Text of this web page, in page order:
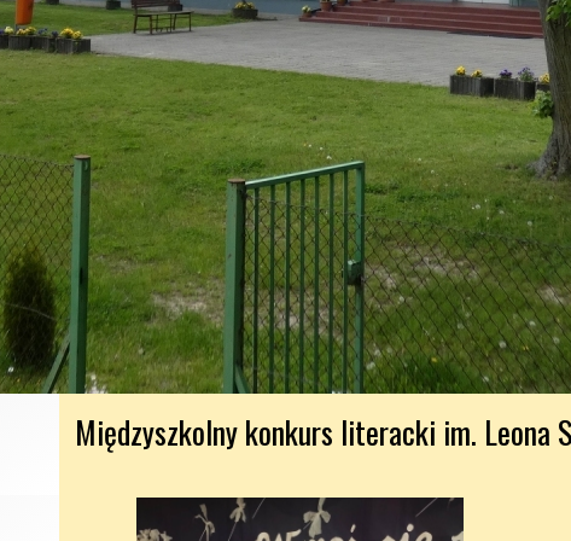
Międzyszkolny konkurs literacki im. Leona